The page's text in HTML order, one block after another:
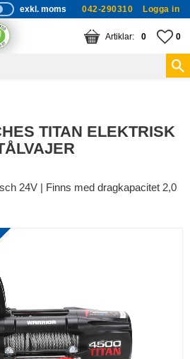
exkl. moms 042-290310 Logga in
0
KUNDVAGN
ANTAL 0
TITAN ELEKTRISK
24V | Finns med dragkapacitet 2,0